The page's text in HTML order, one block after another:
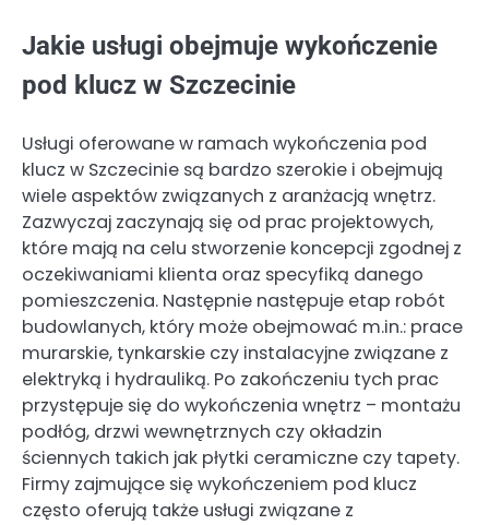
Jakie usługi obejmuje wykończenie
pod klucz w Szczecinie
Usługi oferowane w ramach wykończenia pod
klucz w Szczecinie są bardzo szerokie i obejmują
wiele aspektów związanych z aranżacją wnętrz.
Zazwyczaj zaczynają się od prac projektowych,
które mają na celu stworzenie koncepcji zgodnej z
oczekiwaniami klienta oraz specyfiką danego
pomieszczenia. Następnie następuje etap robót
budowlanych, który może obejmować m.in.: prace
murarskie, tynkarskie czy instalacyjne związane z
elektryką i hydrauliką. Po zakończeniu tych prac
przystępuje się do wykończenia wnętrz – montażu
podłóg, drzwi wewnętrznych czy okładzin
ściennych takich jak płytki ceramiczne czy tapety.
Firmy zajmujące się wykończeniem pod klucz
często oferują także usługi związane z